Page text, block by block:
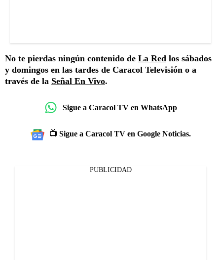
No te pierdas ningún contenido de La Red los sábados
y domingos en las tardes de Caracol Televisión o a
través de la Señal En Vivo.
Sigue a Caracol TV en WhatsApp
📺 Sigue a Caracol TV en Google Noticias.
PUBLICIDAD